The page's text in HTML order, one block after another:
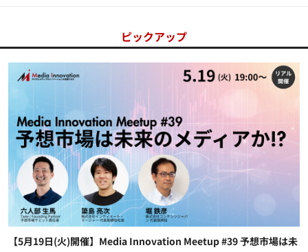
ピックアップ
【5月19日(火)開催】Media Innovation Meetup #39 予想市場は未